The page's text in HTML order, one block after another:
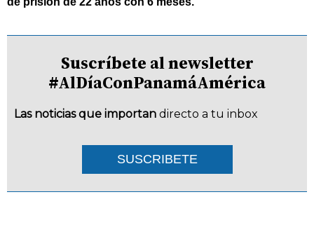
Suscríbete al newsletter
#AlDíaConPanamáAmérica
Las noticias que importan directo a tu inbox
SUSCRIBETE